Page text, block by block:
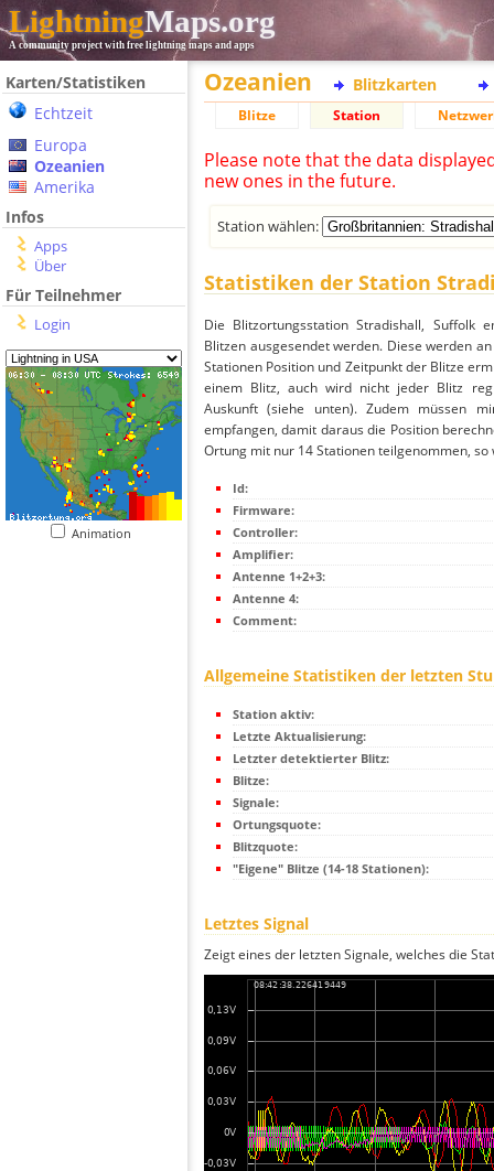
LightningMaps.org
A community project with free lightning maps and apps
Karten/Statistiken
Echtzeit
Europa
Ozeanien
Amerika
Infos
Apps
Über
Für Teilnehmer
Login
Animation
Ozeanien Blitzkarten
Blitze Station
Please note that the data
new ones in the future.
Station wählen:
Statistiken der Station
Die Blitzortungsstation Stradishall, Suffolk
Blitzen ausgesendet werden. Diese werden
Stationen Position und Zeitpunkt der Blitze
einem Blitz, auch wird nicht jeder Blitz
Auskunft (siehe unten). Zudem müssen
empfangen, damit daraus die Position
Ortung mit nur 14 Stationen teilgenommen,
Id:
Firmware:
Controller:
Amplifier:
Antenne 1+2+3:
Antenne 4:
Comment:
Allgemeine Statistiken der letzten
Station aktiv:
Letzte Aktualisierung:
Letzter detektierter Blitz:
Blitze:
Signale:
Ortungsquote:
Blitzquote:
"Eigene" Blitze (14-18 Stationen):
Letztes Signal
Zeigt eines der letzten Signale, welches die